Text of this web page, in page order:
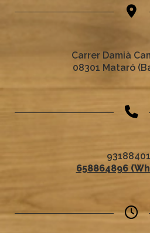
Carrer Damià
08301 Mataró
658864896